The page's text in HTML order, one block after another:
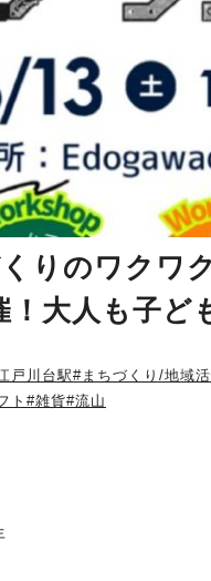
くりのワクワ
！大人も子
戸川台駅#まちづくり/地域
ト #雑貨#流山